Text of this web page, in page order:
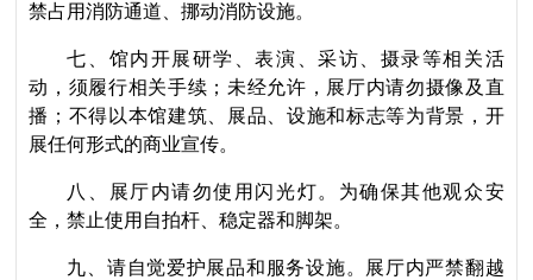
禁占用消防通道、挪动消防设施。
七、馆内开展研学、表演、采访、摄录等相关活
动，须履行相关手续；未经允许，展厅内请勿摄像及直
播；不得以本馆建筑、展品、设施和标志等为背景，开
展任何形式的商业宣传。
八、展厅内请勿使用闪光灯。为确保其他观众安
全，禁止使用自拍杆、稳定器和脚架。
九、 请自觉爱护展品和服务设施。展厅内严禁翻越